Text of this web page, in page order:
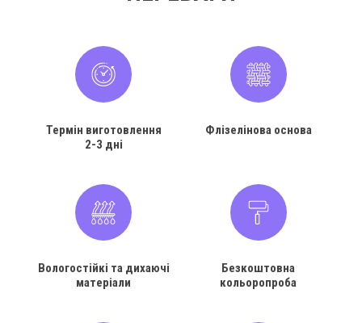
Термін виготовлення
2-3 дні
Флізелінова основа
Вологостійкі та дихаючі
матеріали
Безкоштовна
кольоропроба